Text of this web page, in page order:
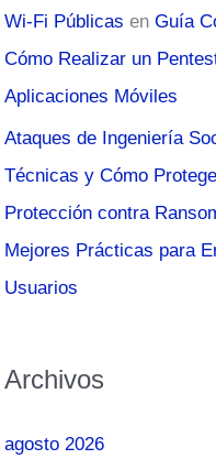
Wi-Fi Públicas en Guía
Cómo Realizar un
Aplicaciones Móviles
Ataques de Ingeniería
Técnicas y Cómo
Protección contra
Mejores Prácticas para
Usuarios
Archivos
agosto 2026